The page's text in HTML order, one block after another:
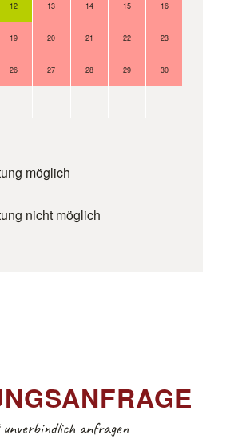
12 13 14 15 16
19 20 21 22 23
26 27 28 29 30
möglich
nicht möglich
unverbindlich anfragen